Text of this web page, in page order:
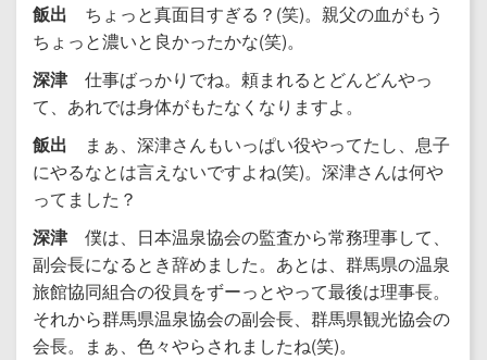
飯出 ちょっと真面目すぎる？(笑)。親父の血がもう
ちょっと濃いと良かったかな(笑)。
深津 仕事ばっかりでね。頼まれるとどんどんやっ
て、あれでは身体がもたなくなりますよ。
飯出
まぁ、深津さんもいっぱい役やってたし、息子
にやるなとは言えないですよね(笑)。深津さんは何や
ってました？
深津 僕は、日本温泉協会の監査から常務理事して、
副会長になるとき辞めました。あとは、群馬県の温泉
旅館協同組合の役員をずーっとやって最後は理事長。
それから群馬県温泉協会の副会長、群馬県観光協会の
会長。まぁ、色々やらされましたね(笑)。